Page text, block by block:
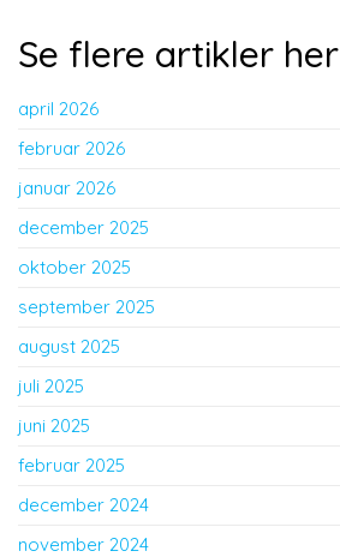
Se flere artikler her
april 2026
februar 2026
januar 2026
december 2025
oktober 2025
september 2025
august 2025
juli 2025
juni 2025
februar 2025
december 2024
november 2024